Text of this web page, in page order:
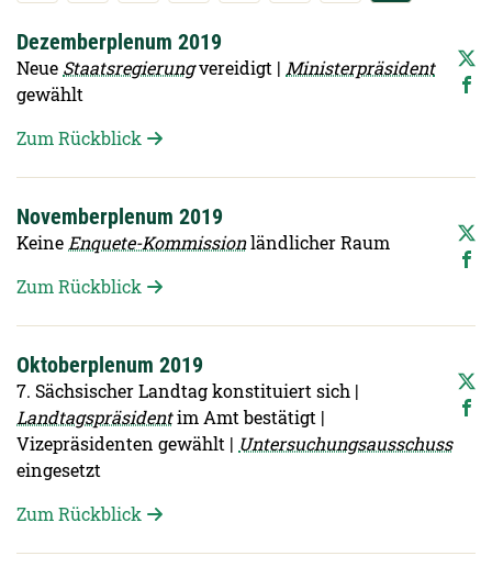
Dezemberplenum 2019
Neue Staatsregierungvereidigt | Ministerpräsident
gewählt
Zum Rückblick
Novemberplenum 2019
Keine Enquete-Kommissionländlicher Raum
Zum Rückblick
Oktoberplenum 2019
7. Sächsischer Landtag konstituiert sich |
Landtagspräsidentim Amt bestätigt |
Vizepräsidenten gewählt | Untersuchungsausschuss
eingesetzt
Zum Rückblick